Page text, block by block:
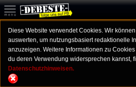
Diese Website verwendet Cookies. Wir
auswerten, um nutzungsbasiert redaktionelle
anzuzeigen. Weitere Informationen zu
du deren Verwendung widersprechen kannst,
Datenschutzhinweisen.